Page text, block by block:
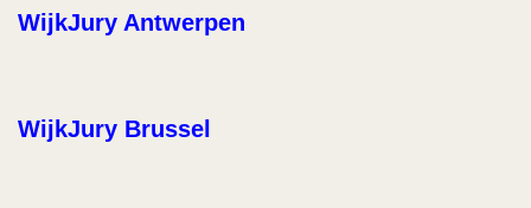
WijkJury Antwerpen
WijkJury Brussel